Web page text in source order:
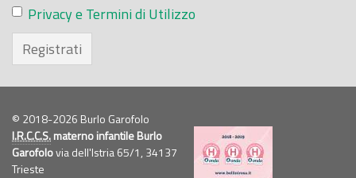
Privacy e Termini di Utilizzo
Registrati
© 2018-2026 Burlo Garofolo
I.R.C.C.S.materno infantile Burlo
Garofolovia dell'Istria 65/1, 34137
Trieste